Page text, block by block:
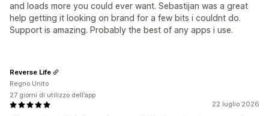
and loads more you could ever want. Sebastijan was a great
help getting it looking on brand for a few bits i couldnt do.
Support is amazing. Probably the best of any apps i use.
22 luglio 2026
Reverse Life
Regno Unito
27 giorni di utilizzo dell’app